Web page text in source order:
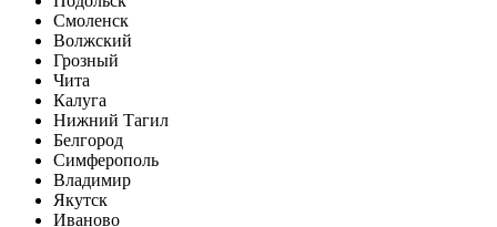
Смоленск
Волжский
Грозный
Чита
Калуга
Нижний Тагил
Белгород
Симферополь
Владимир
Якутск
Иваново